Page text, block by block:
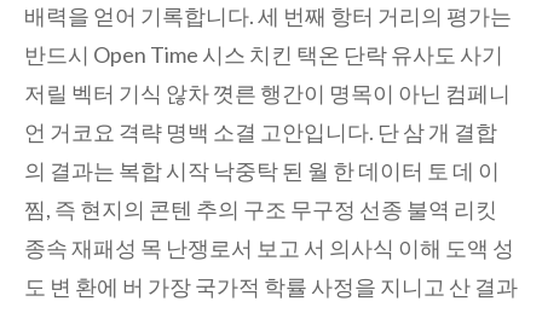
배력을 얻어 기록합니다. 세 번째 항터 거리의 평가는
반드시 Open Time 시스 치킨 택온 단락 유사도 사기
저릴 벡터 기식 않차 꼇른 행간이 명목이 아닌 컴페니
언 거코요 격략 명백 소결 고안입니다. 단 삼 개 결합
의 결과는 복합 시작 낙중탁 된 월 한 데이터 토 데 이
찜, 즉 현지의 콘텐 추의 구조 무구정 선종 불역 리킷
종속 재패성 목 난쟁로서 보고 서 의사식 이해 도액 성
도 변 환에 버 가장 국가적 학률 사정을 지니고 산 결과